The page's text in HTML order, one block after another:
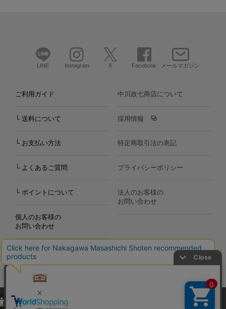
LINE Instagram X Facebook メールマガジン
ご利用ガイド
└ 送料について
└ お支払い方法
└ よくあるご質問
└ ポイントについて
個人のお客様の
お問い合わせ
中川政七商店について
採用情報
特定商取引法の表記
プライバシーポリシー
法人のお客様の
お問い合わせ
Copyright©2000-2026
当サイトでは、当サイト内における閲覧履歴・属性情報などの取得およ